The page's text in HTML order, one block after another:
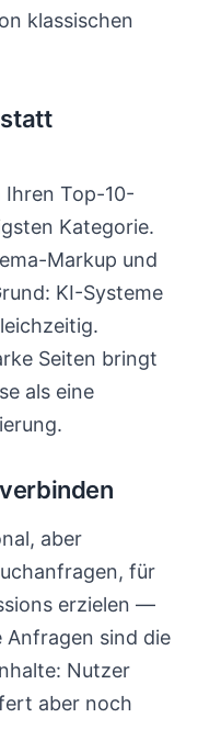
klassischen
Top-10-
Kategorie.
Markup und
KI-Systeme
Seiten bringt
als eine
aber
für
erzielen —
Anfragen sind die
Nutzer
aber noch